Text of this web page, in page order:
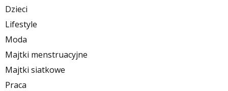
Dzieci
Lifestyle
Moda
Majtki menstruacyjne
Majtki siatkowe
Praca